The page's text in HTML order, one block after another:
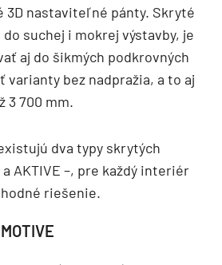
3D nastaviteľné pánty. Skryté
suchej i mokrej výstavby, je
aj do šikmých podkrovných
bez nadpražia, a to aj
3 700 mm.
dva typy skrytých
a AKTIVE –, pre každý interiér
riešenie.